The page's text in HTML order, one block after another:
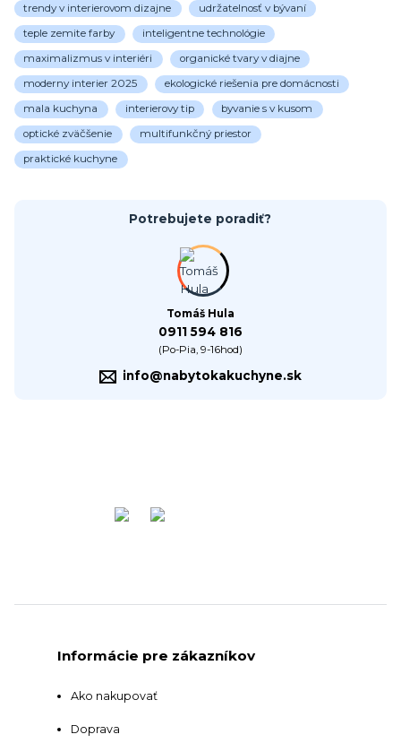
trendy v interierovom dizajne udržatelnosť v bývaní
teple zemite farby inteligentne technológie
maximalizmus v interiéri organické tvary v diajne
moderny interier 2025 ekologické riešenia pre domácnosti
mala kuchyna interierovy tip byvanie s v kusom
optické zväčšenie multifunkčný priestor
praktické kuchyne
Potrebujete poradiť?
Tomáš Hula
0911 594 816
(Po-Pia, 9-16hod)
info@nabytokakuchyne.sk
Informácie pre zákazníkov
Ako nakupovať
Doprava